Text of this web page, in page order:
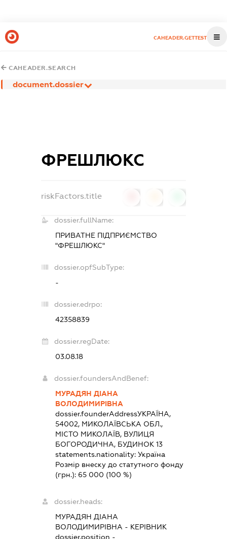
CAHEADER.GETTEST
CAHEADER.SEARCH
document.dossier
ФРЕШЛЮКС
riskFactors.title
dossier.fullName:
ПРИВАТНЕ ПІДПРИЄМСТВО
"ФРЕШЛЮКС"
dossier.opfSubType:
-
dossier.edrpo:
42358839
dossier.regDate:
03.08.18
dossier.foundersAndBenef:
МУРАДЯН ДІАНА
ВОЛОДИМИРІВНА
dossier.founderAddressУКРАЇНА,
54002, МИКОЛАЇВСЬКА ОБЛ.,
МІСТО МИКОЛАЇВ, ВУЛИЦЯ
БОГОРОДИЧНА, БУДИНОК 13
statements.nationality: Україна
Розмір внеску до статутного фонду
(грн.): 65 000 (100 %)
dossier.heads:
МУРАДЯН ДІАНА
ВОЛОДИМИРІВНА - КЕРІВНИК
dossier.position -